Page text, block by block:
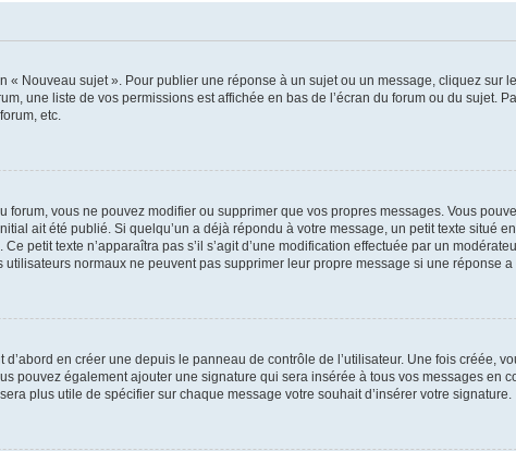
Nouveau sujet ». Pour publier une réponse à un sujet ou un message, cliquez sur
une liste de vos permissions est affichée en bas de l’écran du forum ou du sujet.
etc.
vous ne pouvez modifier ou supprimer que vos propres messages. Vous
ait été publié. Si quelqu’un a déjà répondu à votre message, un petit texte situé
petit texte n’apparaîtra pas s’il s’agit d’une modification effectuée par un
normaux ne peuvent pas supprimer leur propre message si une réponse a
en créer une depuis le panneau de contrôle de l’utilisateur. Une fois créée,
pouvez également ajouter une signature qui sera insérée à tous vos messages en
plus utile de spécifier sur chaque message votre souhait d’insérer votre signature.